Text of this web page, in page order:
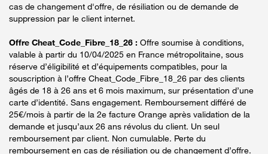
cas de changement d'offre, de résiliation ou de demande de
suppression par le client internet.
Offre Cheat_Code_Fibre_18_26 : Offre soumise à conditions,
valable à partir du 10/04/2025 en France métropolitaine, sous
réserve d’éligibilité et d’équipements compatibles, pour la
souscription à l’offre Cheat_Code_Fibre_18_26 par des clients
âgés de 18 à 26 ans et 6 mois maximum, sur présentation d’une
carte d’identité. Sans engagement. Remboursement différé de
25€/mois à partir de la 2e facture Orange après validation de la
demande et jusqu’aux 26 ans révolus du client. Un seul
remboursement par client. Non cumulable. Perte du
remboursement en cas de résiliation ou de changement d’offre.